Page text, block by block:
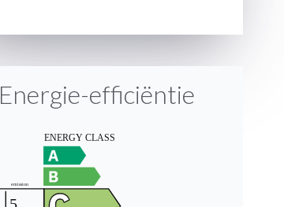
Energie-efficiëntie